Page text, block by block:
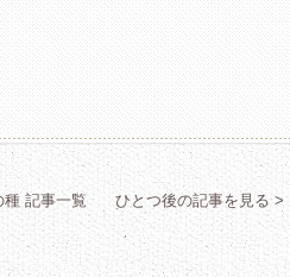
種 記事一覧 ひとつ後の記事を見る >